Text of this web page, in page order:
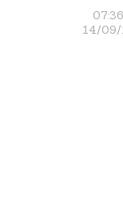
07:36
14/09/